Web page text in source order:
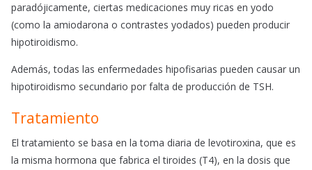
paradójicamente, ciertas medicaciones muy ricas en yodo
(como la amiodarona o contrastes yodados) pueden producir
hipotiroidismo.
Además, todas las enfermedades hipofisarias pueden causar un
hipotiroidismo secundario por falta de producción de TSH.
Tratamiento
El tratamiento se basa en la toma diaria de levotiroxina, que es
la misma hormona que fabrica el tiroides (T4), en la dosis que